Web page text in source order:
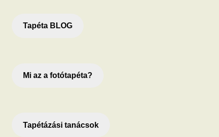
Tapéta BLOG
Mi az a fotótapéta?
Tapétázási tanácsok